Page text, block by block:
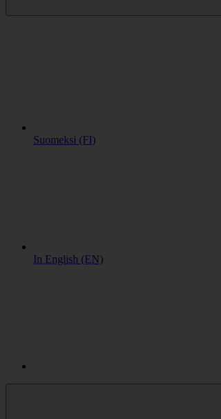
Suomeksi (FI)
In English (EN)